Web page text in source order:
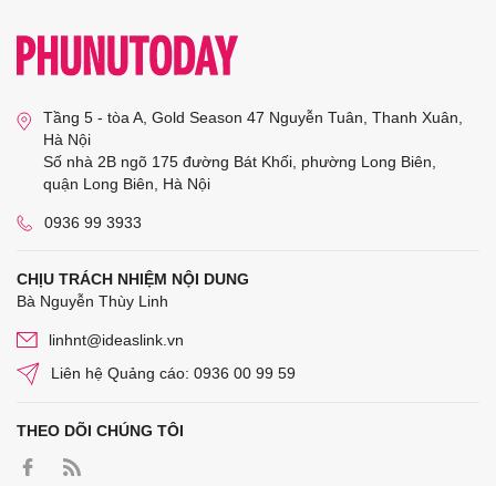
Tầng 5 - tòa A, Gold Season 47 Nguyễn Tuân, Thanh Xuân,
Hà Nội
Số nhà 2B ngõ 175 đường Bát Khối, phường Long Biên,
quận Long Biên, Hà Nội
0936 99 3933
CHỊU TRÁCH NHIỆM NỘI DUNG
Bà Nguyễn Thùy Linh
linhnt@ideaslink.vn
Liên hệ Quảng cáo: 0936 00 99 59
THEO DÕI CHÚNG TÔI